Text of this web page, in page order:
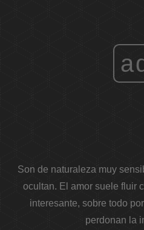
Son de naturaleza muy
ocultan. El amor suele fluir
interesante, sobre todo
perdonan la